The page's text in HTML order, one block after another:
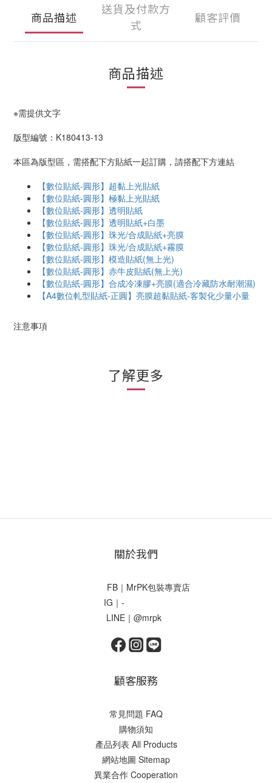
商品描述
送貨及付款方
式
顧客評價
商品描述
※需提供文字
版型編號：K180413-13
本區為版型區，需搭配下方貼紙一起訂購，請搭配下方連結
【數位貼紙-圓形】超黏上光貼紙
【數位貼紙-圓形】極黏上光貼紙
【數位貼紙-圓形】透明貼紙
【數位貼紙-圓形】透明貼紙+白墨
【數位貼紙-圓形】珠光/合成貼紙+亮膜
【數位貼紙-圓形】珠光/合成貼紙+霧膜
【數位貼紙-圓形】模造貼紙(無上光)
【數位貼紙-圓形】赤牛皮貼紙(無上光)
【數位貼紙-圓形】合成冷凍膠+亮膜(適合冷藏防水耐潮濕)
【A4數位軋型貼紙-正圓】亮膜超黏貼紙-客製化少量小量
注意事項
了解更多
關於我們
FB｜MrPK包裝專賣店
IG｜-
LINE｜@mrpk
顧客服務
常見問題 FAQ
購物須知
產品列表 All Products
網站地圖 Sitemap
異業合作 Cooperation